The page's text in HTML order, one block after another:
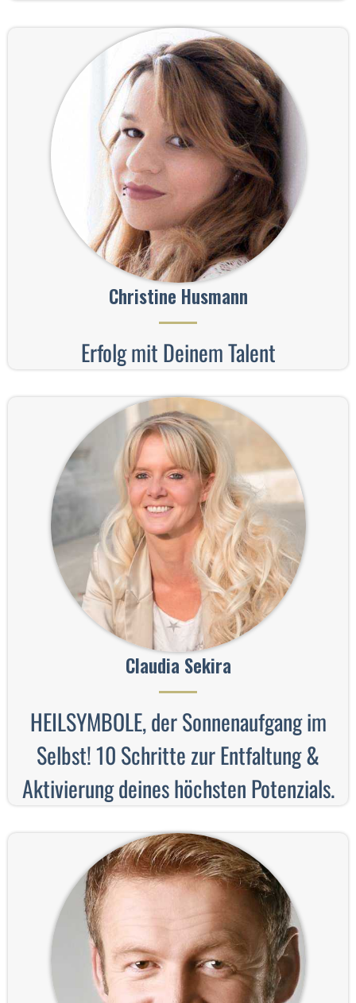
Christine Husmann
Erfolg mit Deinem Talent
Claudia Sekira
HEILSYMBOLE, der Sonnenaufgang im
Selbst! 10 Schritte zur Entfaltung &
Aktivierung deines höchsten Potenzials.